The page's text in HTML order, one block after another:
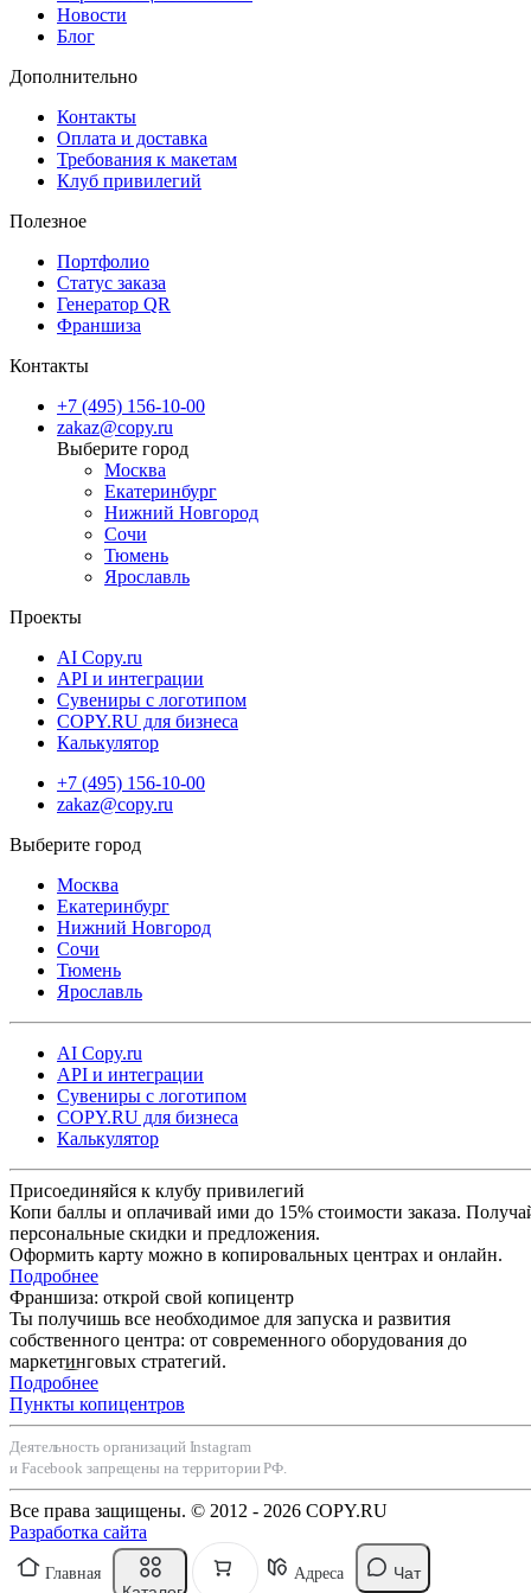
насыщенными цветами.
✔ Стойкость к внешним факторам: влаге, солнечному свету и
механическим воздействиям.
✔ Оперативное выполнение заказа и индивидуальный подход.
Закажите печать наклеек A1 формата в Copy.ru — создайте
Новости
Блог
Дополнительно
Контакты
Оплата и доставка
Требования к макетам
Клуб привилегий
Полезное
Портфолио
Статус заказа
Генератор QR
Франшиза
Контакты
+7 (495) 156-10-00
zakaz@copy.ru
Москва
Екатеринбург
Нижний Новгород
Сочи
Тюмень
Ярославль
Проекты
AI Copy.ru
API и интеграции
Сувениры с логотипом
COPY.RU для бизнеса
Калькулятор
+7 (495) 156-10-00
zakaz@copy.ru
Москва
Екатеринбург
Нижний Новгород
Сочи
Тюмень
Ярославль
AI Copy.ru
API и интеграции
Сувениры с логотипом
COPY.RU для бизнеса
Калькулятор
Присоединяйся к клубу привилегий
Копи баллы и оплачивай ими до 15% стоимости заказа.
персональные скидки и предложения.
Оформить карту можно в копировальных центрах и онлайн.
Подробнее
Франшиза: открой свой копицентр
Ты получишь все необходимое для запуска и развития
собственного центра: от современного оборудования до
маркетинговых стратегий.
Подробнее
Пункты копицентров
Деятельность организаций Instagram
и Facebook запрещены на территории РФ.
Все права защищены. © 2012 - 2026 COPY.RU
Разработка сайта
Главная Адреса Чат